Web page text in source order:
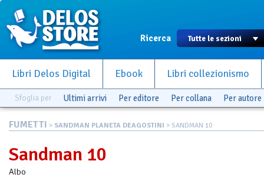
Ricerca
Libri Delos Digital Ebook Libri collezionismo
Sfoglia per Ultimi arrivi Per editore Per collana Per autore
FUMETTI > SANDMAN PLANETA DEAGOSTINI > SANDMAN 10
Sandman 10
Albo